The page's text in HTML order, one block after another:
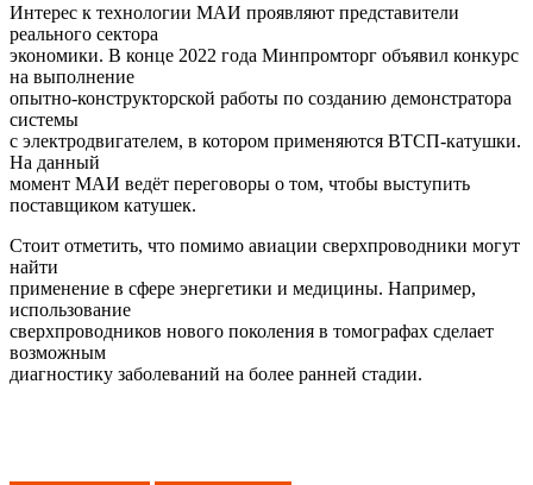
Интерес к технологии МАИ проявляют представители
реального сектора
экономики. В конце 2022 года Минпромторг объявил конкурс
на выполнение
опытно-конструкторской работы по созданию демонстратора
системы
с электродвигателем, в котором применяются ВТСП-катушки.
На данный
момент МАИ ведёт переговоры о том, чтобы выступить
поставщиком катушек.
Стоит отметить, что помимо авиации сверхпроводники могут
найти
применение в сфере энергетики и медицины. Например,
использование
сверхпроводников нового поколения в томографах сделает
возможным
диагностику заболеваний на более ранней стадии.